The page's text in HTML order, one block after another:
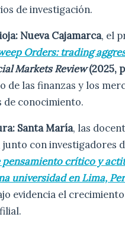
de investigación.
Nueva Cajamarca, el
Orders: trading
Markets Review(2025,
de las finanzas y los
conocimiento.
Santa María, las
junto con investigadores
pensamiento crítico y
universidad en Lima,
evidencia el